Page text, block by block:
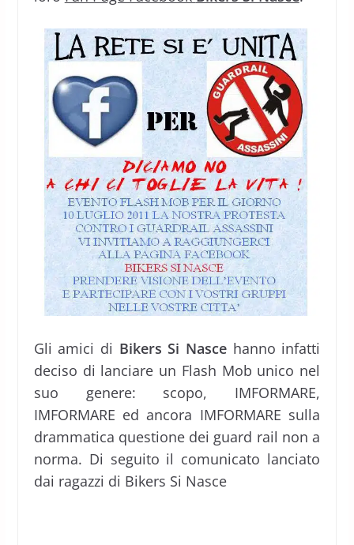
Gli amici di Bikers Si Nasce hanno infatti
deciso di lanciare un Flash Mob unico nel
suo genere: scopo, IMFORMARE,
IMFORMARE ed ancora IMFORMARE sulla
drammatica questione dei guard rail non a
norma. Di seguito il comunicato lanciato
dai ragazzi di Bikers Si Nasce